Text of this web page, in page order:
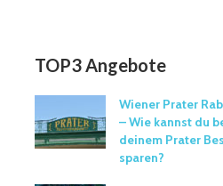
TOP3 Angebote
Wiener Prater
– Wie kannst du
deinem Prater
sparen?